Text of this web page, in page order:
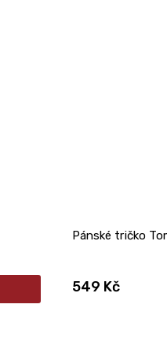
Pánské tričko
549 Kč